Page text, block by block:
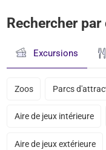
Rechercher
Excursions
Zoos Parcs
Aire de jeux intérieure
Aire de jeux extérieure